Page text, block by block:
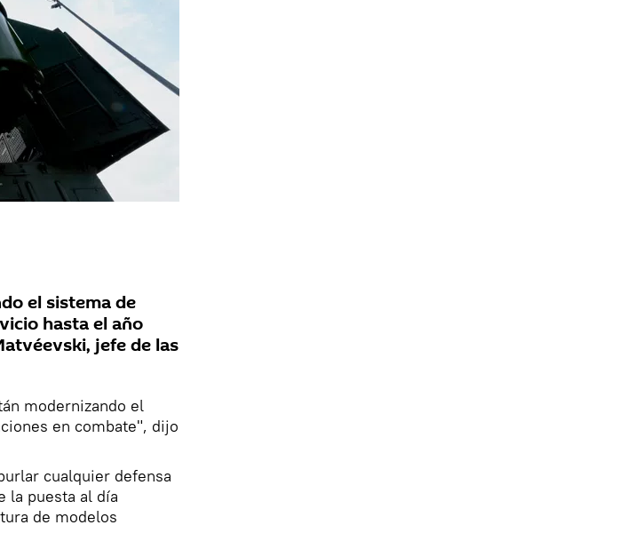
el sistema de
hasta el año
jefe de las
modernizando el
en combate", dijo
cualquier defensa
la puesta al día
de modelos